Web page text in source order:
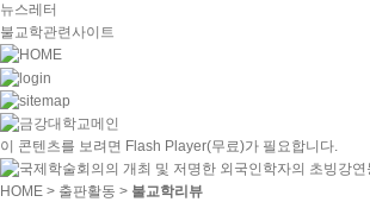
뉴스레터
불교학관련사이트
이 콘텐츠를 보려면 Flash Player(무료)가 필요합니다.
HOME > 출판활동 > 불교학리뷰